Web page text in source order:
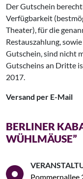
Der Gutschein
Verfügbarkeit
Theater), für die
Restauszahlung,
Gutschein, sind nicht
Gutscheins an Dritte
2017.
Versand per E-Mail
BERLINER
WÜHLMÄUSE”
Pommernallee